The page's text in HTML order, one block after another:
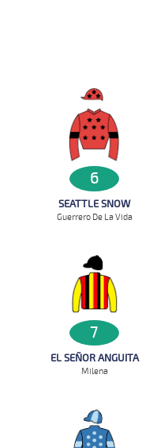
6
SEATTLE SNOW
Guerrero De La Vida
7
EL SEÑOR ANGUITA
Milena